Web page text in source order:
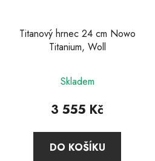
Titanový hrnec 24 cm Nowo
Titanium, Woll
hodnocení
produktu
4,0
z
Skladem
3 555 Kč
DO KOŠÍKU